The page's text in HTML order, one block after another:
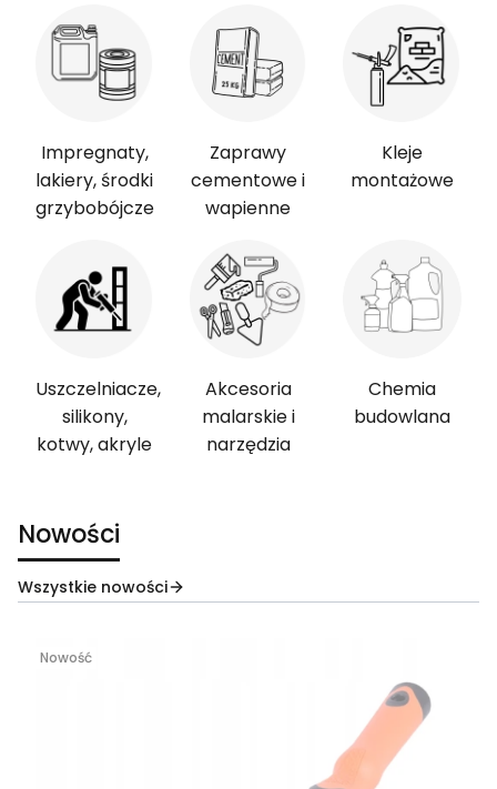
Impregnaty,
lakiery, środki
grzybobójcze
Zaprawy
cementowe i
wapienne
Kleje
montażowe
Uszczelniacze,
silikony,
kotwy, akryle
Akcesoria
malarskie i
narzędzia
Chemia
budowlana
Nowości
Wszystkie nowości
Nowość